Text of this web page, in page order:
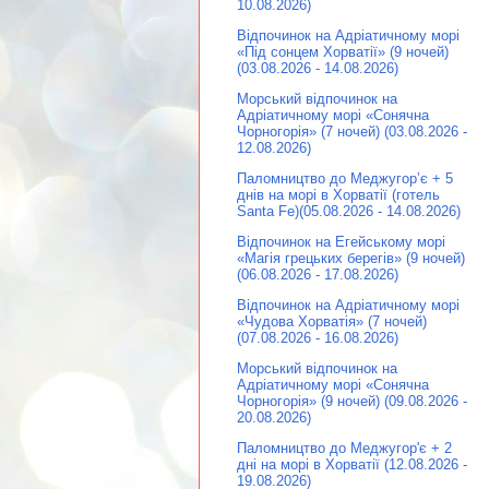
10.08.2026)
Відпочинок на Адріатичному морі
«Під сонцем Хорватії» (9 ночей)
(03.08.2026 - 14.08.2026)
Морський відпочинок на
Адріатичному морі «Сонячна
Чорногорія» (7 ночей) (03.08.2026 -
12.08.2026)
Паломництво до Меджугор’є + 5
днів на морі в Хорватії (готель
Santa Fe)(05.08.2026 - 14.08.2026)
Відпочинок на Егейському морі
«Магія грецьких берегів» (9 ночей)
(06.08.2026 - 17.08.2026)
Відпочинок на Адріатичному морі
«Чудова Хорватія» (7 ночей)
(07.08.2026 - 16.08.2026)
Морський відпочинок на
Адріатичному морі «Сонячна
Чорногорія» (9 ночей) (09.08.2026 -
20.08.2026)
Паломництво до Меджугор'є + 2
дні на морі в Хорватії (12.08.2026 -
19.08.2026)